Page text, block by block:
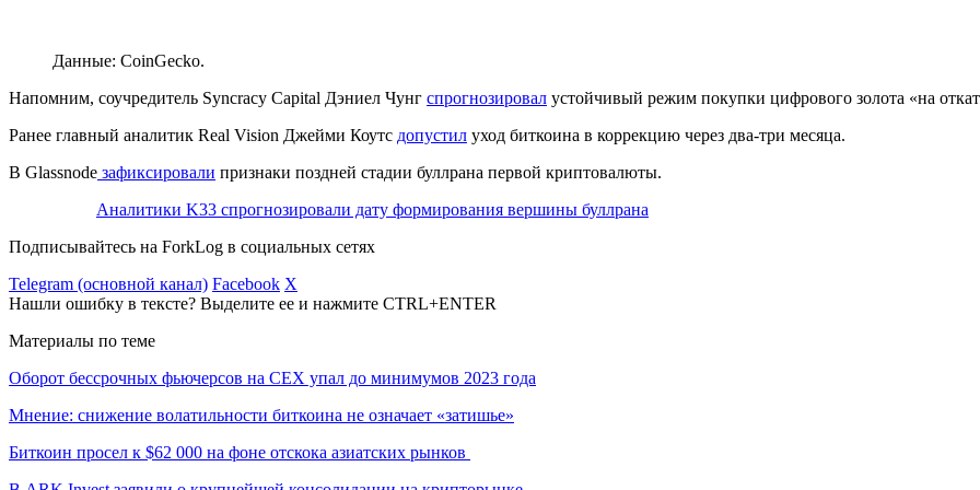
Данные: CoinGecko.
Напомним, соучредитель Syncracy Capital Дэниел Чунг спрогнозировал устойчивый режим покупки цифрового золота «на
Ранее главный аналитик Real Vision Джейми Коутс допустил уход биткоина в коррекцию через два-три месяца.
В Glassnode зафиксировали признаки поздней стадии буллрана первой криптовалюты.
Аналитики K33 спрогнозировали дату формирования вершины буллрана
Подписывайтесь на ForkLog в социальных сетях
Telegram (основной канал) Facebook X
Нашли ошибку в тексте? Выделите ее и нажмите CTRL+ENTER
Материалы по теме
Оборот бессрочных фьючерсов на CEX упал до минимумов 2023 года
Мнение: снижение волатильности биткоина не означает «затишье»
Биткоин просел к $62 000 на фоне отскока азиатских рынков